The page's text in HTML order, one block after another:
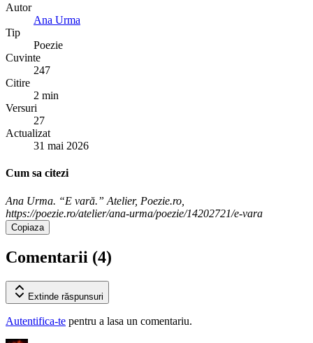
Autor
Ana Urma
Tip
Poezie
Cuvinte
247
Citire
2 min
Versuri
27
Actualizat
31 mai 2026
Cum sa citezi
Ana Urma. “E vară.” Atelier, Poezie.ro,
https://poezie.ro/atelier/ana-urma/poezie/14202721/e-vara
Copiaza
Comentarii (4)
Extinde răspunsuri
Autentifica-te pentru a lasa un comentariu.